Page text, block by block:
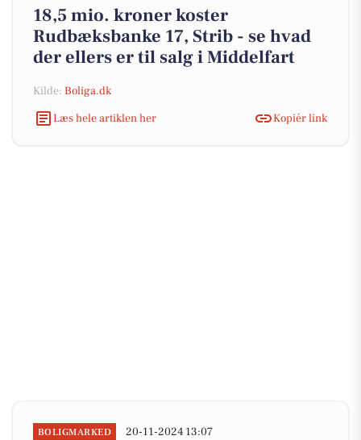
18,5 mio. kroner koster
Rudbæksbanke 17, Strib - se hvad
der ellers er til salg i Middelfart
Kilde: Boliga.dk
Læs hele artiklen her
Kopiér link
BOLIGMARKED 20-11-2024 13:07